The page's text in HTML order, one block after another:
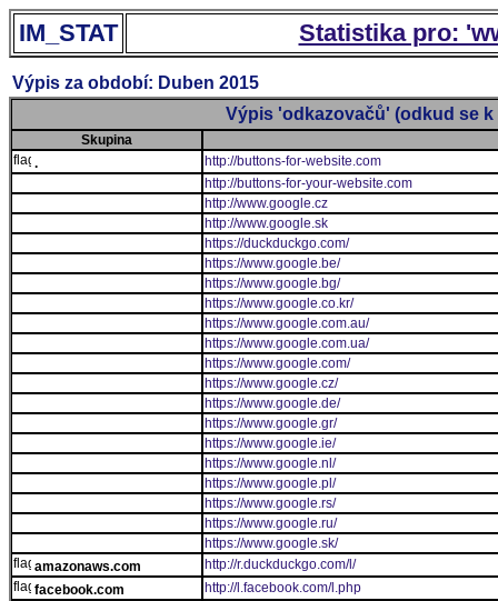
IM_STAT Statistika pro:
Výpis za období: Duben 2015
Výpis 'odkazovačů' (odkud se k
Skupina
.
http://buttons-for-website.com
http://buttons-for-your-website.com
http://www.google.cz
http://www.google.sk
https://duckduckgo.com/
https://www.google.be/
https://www.google.bg/
https://www.google.co.kr/
https://www.google.com.au/
https://www.google.com.ua/
https://www.google.com/
https://www.google.cz/
https://www.google.de/
https://www.google.gr/
https://www.google.ie/
https://www.google.nl/
https://www.google.pl/
https://www.google.rs/
https://www.google.ru/
https://www.google.sk/
amazonaws.com
http://r.duckduckgo.com/l/
facebook.com
http://l.facebook.com/l.php